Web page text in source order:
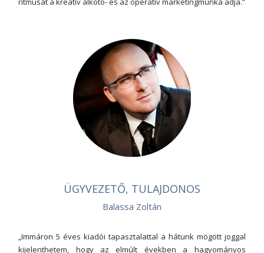
ÜGYVEZETŐ, TULAJDONOS
Balassa Zoltán
„Immáron 5 éves kiadói tapasztalattal a hátunk mögött joggal
kijelenthetem, hogy az elmúlt években a hagyományos